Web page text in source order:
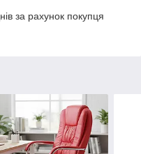
за рахунок покупця